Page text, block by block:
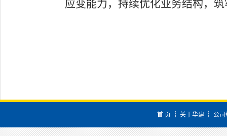
应变能力，持续优化业务结构，
首 页 ┋ 关于华建 ┋ 公